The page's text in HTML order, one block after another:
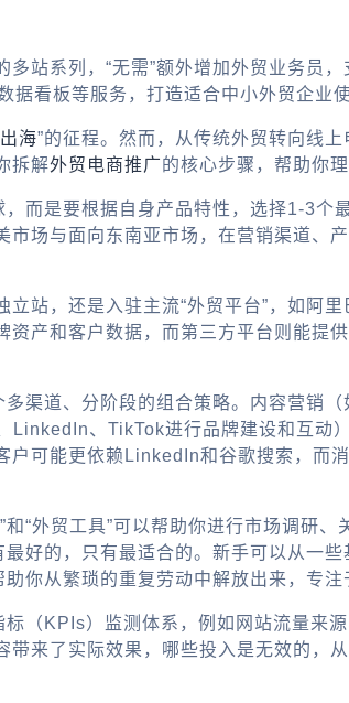
站系列，“无需”额外增加外贸业务员
看板等服务，打造适合中小外贸企业
海”的征程。然而，从传统外贸转向线
拆解外贸电商推广的核心步骤，帮助你
而是要根据自身产品特性，选择1-3个
场与面向东南亚市场，在营销渠道、
站，还是入驻主流“外贸平台”，如阿
产和客户数据，而第三方平台则能提
渠道、分阶段的组合策略。内容营销
、TikTok进行品牌建设和互动
可能更依赖LinkedIn和谷歌搜索，而
“外贸工具”可以帮助你进行市场调研
好的，只有最适合的。新手可以从一
你从繁琐的重复劳动中解放出来，专注
（KPIs）监测体系，例如网站流量来
来了实际效果，哪些投入是无效的，